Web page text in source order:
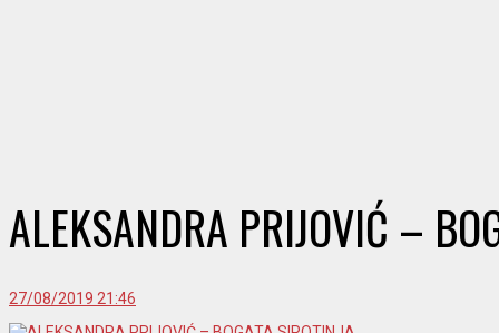
ALEKSANDRA PRIJOVIĆ –
27/08/2019 21:46